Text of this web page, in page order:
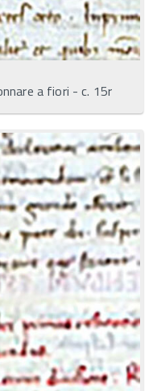
a fiori - c. 15r